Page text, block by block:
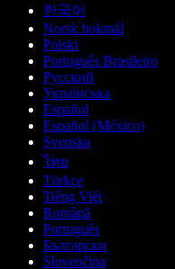
한국어
Norsk bokmål
Polski
Português Brasileiro
Русский
Українська
Español
Español (México)
Svenska
ไทย
Türkçe
Tiếng Việt
Română
Português
Български
Slovenčina